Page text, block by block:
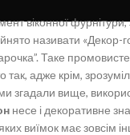
віконної фурнітури,
називати «Декор-
Таке
так, адже крім,
згадали вище,
несе і декоративне
виїмок має зовсім